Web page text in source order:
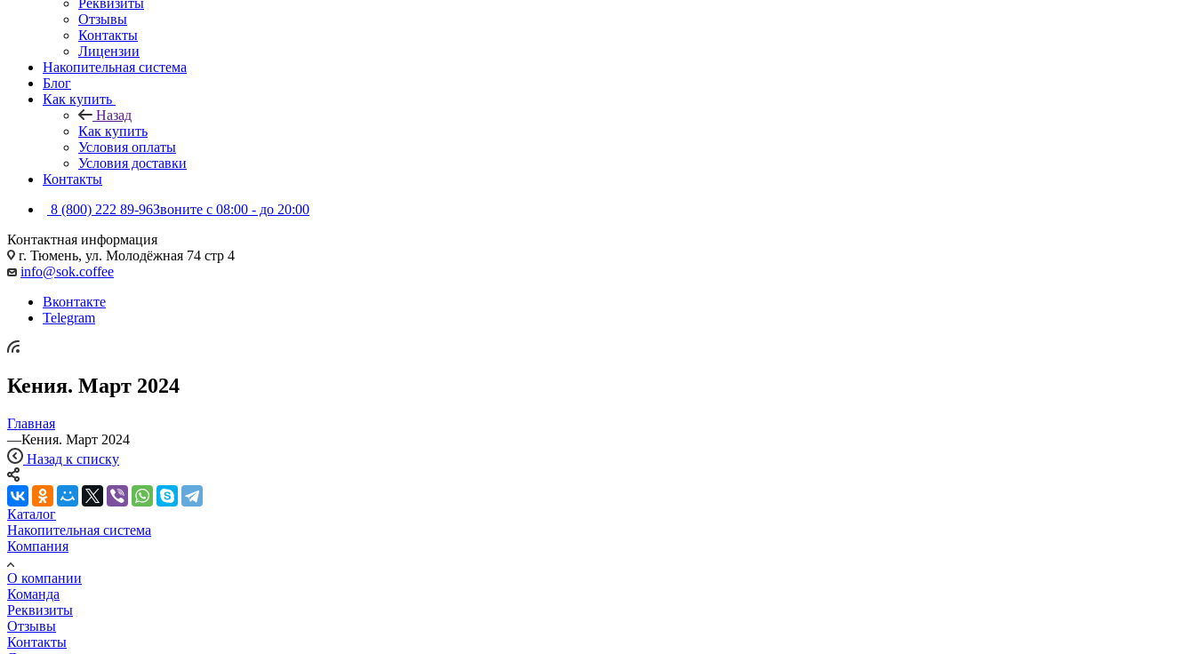
Реквизиты
Отзывы
Контакты
Лицензии
Накопительная система
Блог
Как купить
Назад
Как купить
Условия оплаты
Условия доставки
Контакты
8 (800) 222 89-96Звоните с 08:00 - до 20:00
Контактная информация
г. Тюмень, ул. Молодёжная 74 стр 4
info@sok.coffee
Вконтакте
Telegram
Кения. Март 2024
Главная
—Кения. Март 2024
Назад к списку
Каталог
Накопительная система
Компания
О компании
Команда
Реквизиты
Отзывы
Контакты